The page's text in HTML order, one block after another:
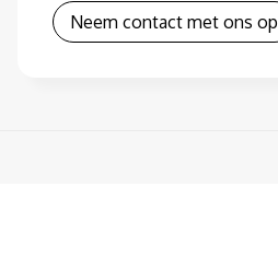
Neem contact met ons op